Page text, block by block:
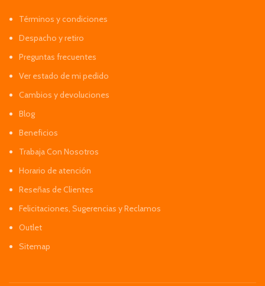
Términos y condiciones
Despacho y retiro
Preguntas frecuentes
Ver estado de mi pedido
Cambios y devoluciones
Blog
Beneficios
Trabaja Con Nosotros
Horario de atención
Reseñas de Clientes
Felicitaciones, Sugerencias y Reclamos
Outlet
Sitemap